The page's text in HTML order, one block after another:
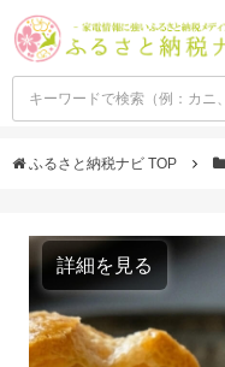
ふるさと納税ナビ TOP
詳細を見る